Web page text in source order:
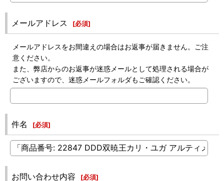
メールアドレス [必須]
メールアドレスをお間違えの場合はお返事が届きません。ご注
意ください。
また、弊店からのお返事が迷惑メールとして処理される場合が
ございますので、迷惑メールフォルダもご確認ください。
件名 [必須]
お問い合わせ内容 [必須]